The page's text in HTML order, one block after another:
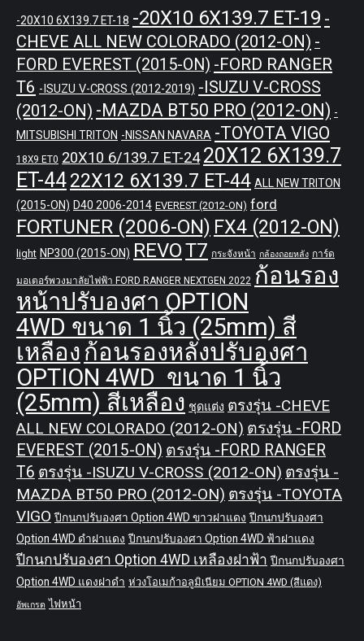
-20X10 6X139.7 ET-18 -20X10 6X139.7 ET-19 -
CHEVE ALL NEW COLORADO (2012-ON) -
FORD EVEREST (2015-ON) -FORD RANGER
T6 -ISUZU V-CROSS (2012-2019) -ISUZU V-CROSS
(2012-ON) -MAZDA BT50 PRO (2012-ON) -
MITSUBISHI TRITON -NISSAN NAVARA -TOYOTA VIGO
18X9 ET0 20X10 6/139.7 ET-24 20X12 6X139.7
ET-4422X12 6X139.7 ET-44 ALL NEW TRITON
(2015-ON) D40 2006-2014 EVEREST (2012-ON) ford
FORTUNER (2006-ON) FX4 (2012-ON)
light NP300 (2015-ON) REVOT7 กระจังหน้า กล้องถอยหลัง การ์ด
มอเตอร์พวงมาลัยไฟฟ้า FORD RANGER NEXTGEN 2022 ก้อนรอง
หน้าปรับองศา OPTION
4WD ขนาด 1 นิ้ว (25mm) สี
เหลือง ก้อนรองหลังปรับองศา
OPTION 4WD ขนาด 1 นิ้ว
(25mm) สีเหลือง ชุดแต่ง ตรงรุ่น -CHEVE
ALL NEW COLORADO (2012-ON) ตรงรุ่น -FORD
EVEREST (2015-ON) ตรงรุ่น -FORD RANGER
T6 ตรงรุ่น -ISUZU V-CROSS (2012-ON) ตรงรุ่น -
MAZDA BT50 PRO (2012-ON) ตรงรุ่น -TOYOTA
VIGO ปีกนกปรับองศา Option 4WD ขาวฝาแดง ปีกนกปรับองศา
Option 4WD ดำฝาแดง ปีกนกปรับองศา Option 4WD ฟ้าฝาแดง
ปีกนกปรับองศา Option 4WD เหลืองฝาฟ้า ปีกนกปรับองศา
Option 4WD แดงฝาดำ ห่วงโอเมก้าอลูมิเนียม OPTION 4WD (สีแดง)
อัพเกรด ไฟหน้า